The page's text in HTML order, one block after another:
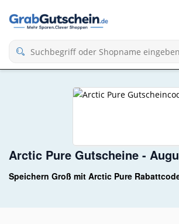
Arctic Pure Gutscheine -
Speichern Groß mit Arctic Pure